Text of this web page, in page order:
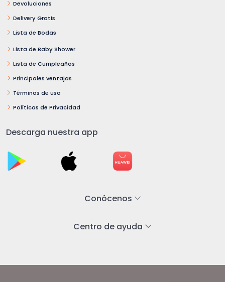
Devoluciones
Delivery Gratis
Lista de Bodas
Lista de Baby Shower
Lista de Cumpleaños
Principales ventajas
Términos de uso
Políticas de Privacidad
Descarga nuestra app
Conócenos
Centro de ayuda